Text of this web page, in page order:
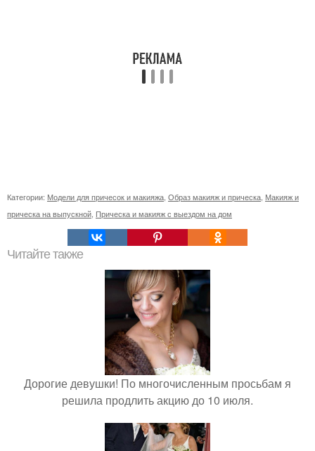
Категории: Модели для причесок и макияжа Образ макияж и прическа Макияж и
прическа на выпускной Прическа и макияж с выездом на дом
Читайте также
Дорогие девушки! По многочисленным просьбам я
решила продлить акцию до 10 июля.